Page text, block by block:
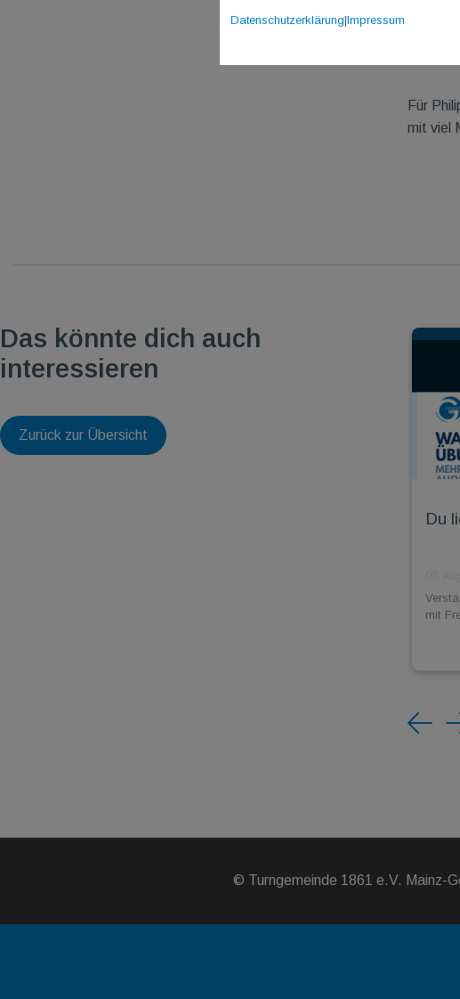
Für
mit viel
Das könnte dich auch
interessieren
Zurück zur Übersicht
Du
mit
© Turngemeinde 1861 e.V. Mainz-
Datenschutzerklärung|Impressum